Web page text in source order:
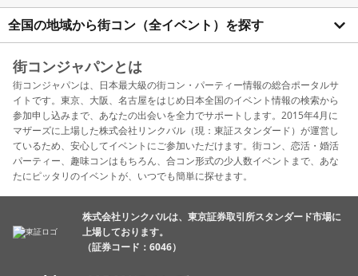
全国の地域から街コン（全イベント）を探す
街コンジャパンとは
街コンジャパンは、日本最大級の街コン・パーティー情報の総合ポータルサ
イトです。東京、大阪、名古屋をはじめ日本全国のイベント情報の検索から
参加申し込みまで、あなたの出会いを全力でサポートします。2015年4月に
マザーズに上場した株式会社リンクバル（現：東証スタンダード）が運営し
ているため、安心してイベントにご参加いただけます。街コン、恋活・婚活
パーティー、趣味コンはもちろん、合コン形式の少人数イベントまで、あな
たにピッタリのイベントが、いつでも簡単に探せます。
株式会社リンクバルは、東京証券取引所スタンダード市場に
上場しております。
（証券コード：6046）